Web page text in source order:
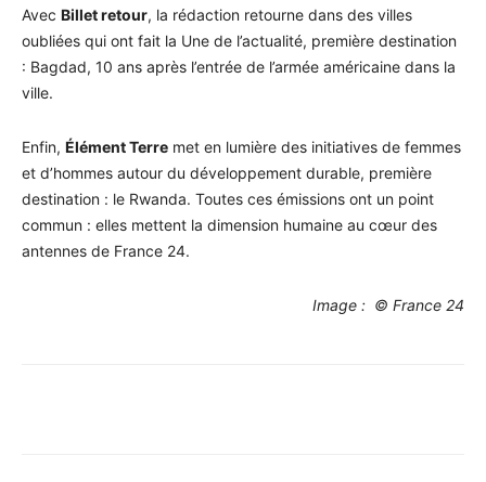
Avec Billet retour, la rédaction retourne dans des villes
oubliées qui ont fait la Une de l’actualité, première destination
: Bagdad, 10 ans après l’entrée de l’armée américaine dans la
ville.
Enfin, Élément Terre met en lumière des initiatives de femmes
et d’hommes autour du développement durable, première
destination : le Rwanda. Toutes ces émissions ont un point
commun : elles mettent la dimension humaine au cœur des
antennes de France 24.
Image : © France 24